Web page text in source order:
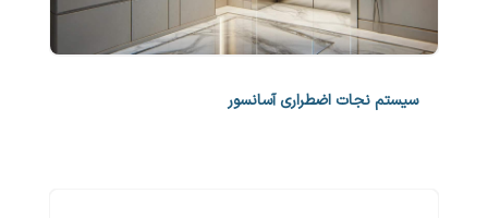
سیستم نجات اضطراری آسانسور